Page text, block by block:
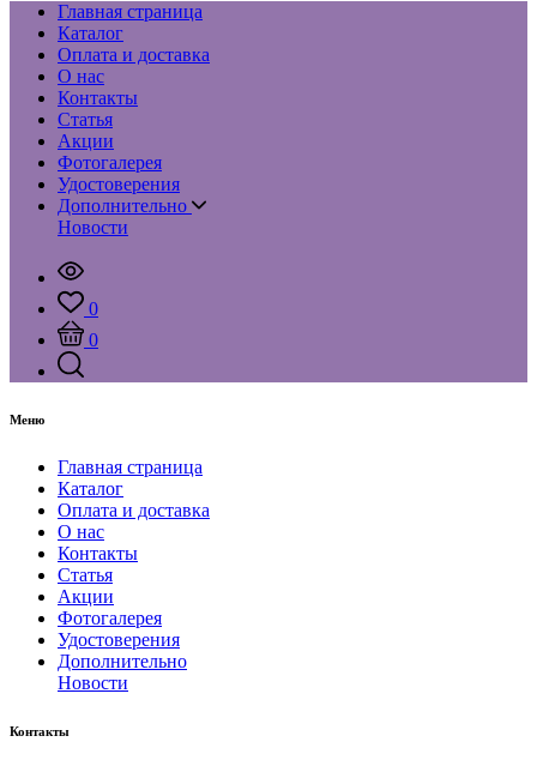
Главная страница
Каталог
Оплата и доставка
О нас
Контакты
Статья
Акции
Фотогалерея
Удостоверения
Дополнительно
Новости
0
0
Меню
Главная страница
Каталог
Оплата и доставка
О нас
Контакты
Статья
Акции
Фотогалерея
Удостоверения
Дополнительно
Новости
Контакты